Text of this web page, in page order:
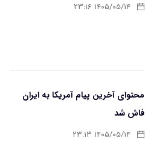
۱۴۰۵/۰۵/۱۴ ۲۳:۱۶
محتوای آخرین پیام آمریکا به ایران
فاش شد
۱۴۰۵/۰۵/۱۴ ۲۳:۱۳